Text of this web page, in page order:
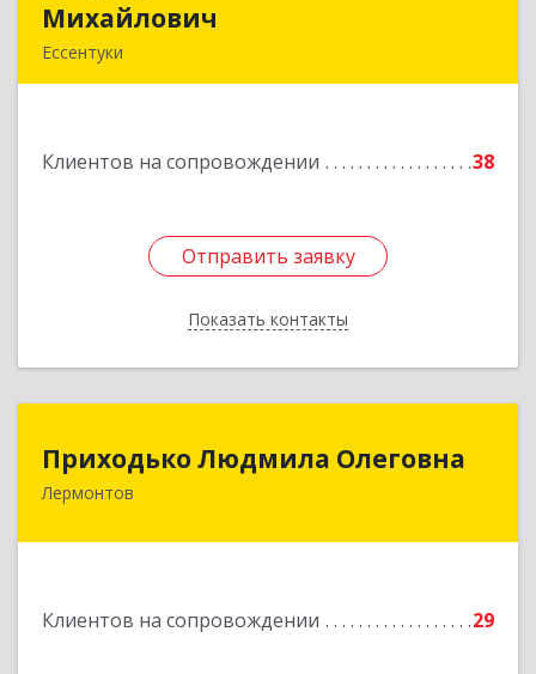
Михайлович
Ессентуки
Клиентов на сопровождении 38
Отправить заявку
Показать контакты
Отправить заявку
Назад
Приходько Людмила Олеговна
Лермонтов
Клиентов на сопровождении 29
357341, Лермонтов г, П.Лумумбы ул, дом №